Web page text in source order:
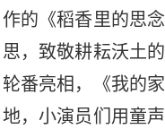
作的《稻香里的思
思，致敬耕耘沃土
轮番亮相，《我的
地，小演员们用童